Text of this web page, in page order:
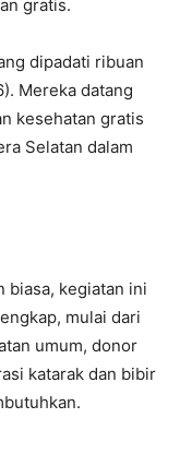
gratis.
dipadati ribuan
Mereka datang
kesehatan gratis
Selatan dalam
biasa, kegiatan ini
mulai dari
umum, donor
katarak dan bibir